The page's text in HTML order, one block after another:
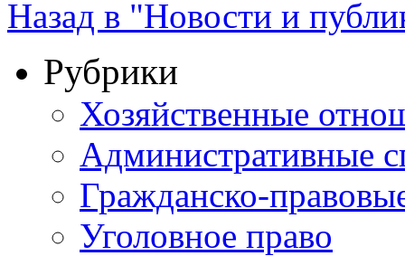
Назад в "Новости и
Рубрики
Хозяйственные
Административные
Гражданско-
Уголовное право